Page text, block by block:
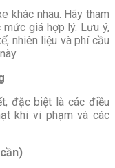
khác nhau. Hãy tham
giá hợp lý. Lưu ý,
nhiên liệu và phí cầu
đặc biệt là các điều
khi vi phạm và các